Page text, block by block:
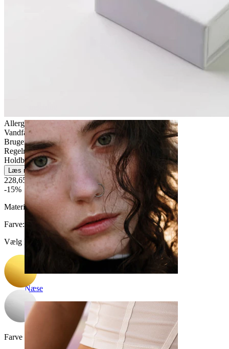
Næse
Allergivenlig
Vandfast
Brugervenligt
Regelmæssig brug
Holdbar
Læs mere
228,65 kr269,00 kr
-15%
Materiale:Titanium
Farve:
Vælg Farve
Farve på sten: